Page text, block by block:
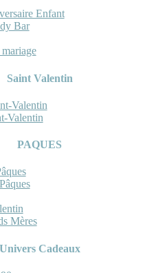
Enfant
Bar
Saint Valentin
Valentin
Valentin
PAQUES
Mères
Univers Cadeaux